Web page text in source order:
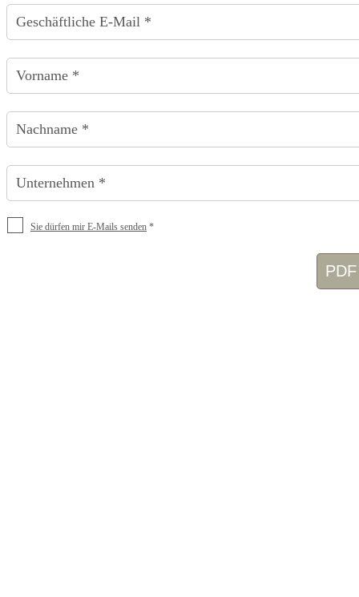
Geschäftliche E-Mail *
Vorname *
Nachname *
Unternehmen *
Sie dürfen mir E-Mails senden